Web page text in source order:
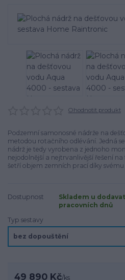
Ohodnotit produkt
Podzemní samonosné nádrže na
metodou rotačního odlévání. Jedná
nádrž je tedy vyrobena z jednoho
nejodolnější a nejtrvanlivější řešení
šetří objem zemních prací díky svému
Dostupnost
Skladem u
pracovních dnů
Typ sestavy
49 890 Kč/ks